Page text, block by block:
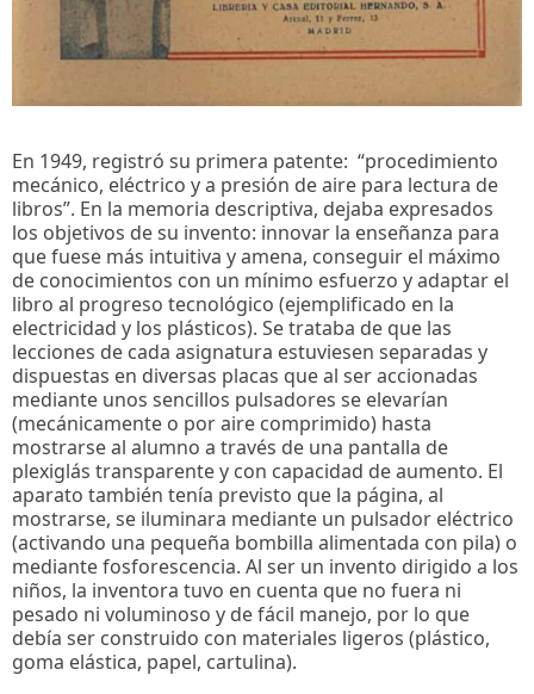
En 1949, registró su primera patente: “procedimiento
mecánico, eléctrico y a presión de aire para lectura de
libros”. En la memoria descriptiva, dejaba expresados
los objetivos de su invento: innovar la enseñanza para
que fuese más intuitiva y amena, conseguir el máximo
de conocimientos con un mínimo esfuerzo y adaptar el
libro al progreso tecnológico (ejemplificado en la
electricidad y los plásticos). Se trataba de que las
lecciones de cada asignatura estuviesen separadas y
dispuestas en diversas placas que al ser accionadas
mediante unos sencillos pulsadores se elevarían
(mecánicamente o por aire comprimido) hasta
mostrarse al alumno a través de una pantalla de
plexiglás transparente y con capacidad de aumento. El
aparato también tenía previsto que la página, al
mostrarse, se iluminara mediante un pulsador eléctrico
(activando una pequeña bombilla alimentada con pila) o
mediante fosforescencia. Al ser un invento dirigido a los
niños, la inventora tuvo en cuenta que no fuera ni
pesado ni voluminoso y de fácil manejo, por lo que
debía ser construido con materiales ligeros (plástico,
goma elástica, papel, cartulina).